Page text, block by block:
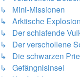
↳ Mini-Missionen
↳ Arktische Explosion
↳ Der schlafende
↳ Der verschollene
↳ Die schwarzen
↳ Gefängnisinsel